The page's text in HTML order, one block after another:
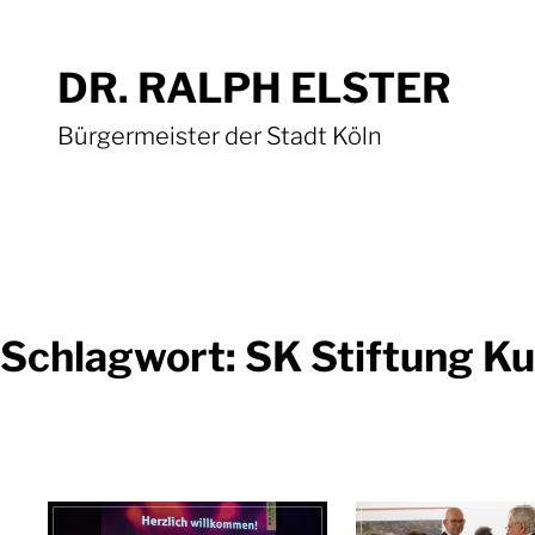
springenDR. RALPH ELSTER
Bürgermeister der Stadt Köln
Schlagwort: SK Stiftung